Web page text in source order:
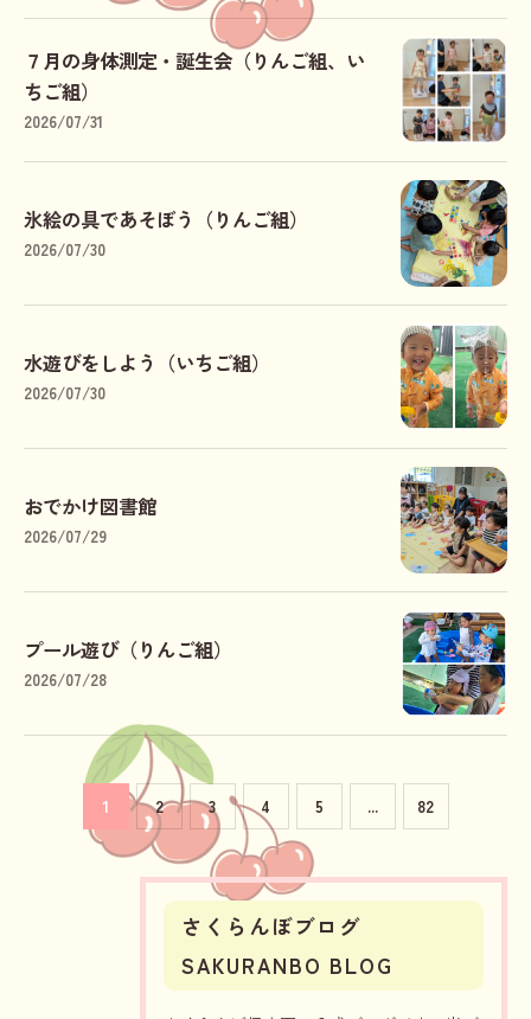
７月の身体測定・誕生会（りんご組、い
ちご組）
2026/07/31
氷絵の具であそぼう（りんご組）
2026/07/30
水遊びをしよう（いちご組）
2026/07/30
おでかけ図書館
2026/07/29
プール遊び（りんご組）
2026/07/28
1 2 3 4 5 ... 82
さくらんぼブログ
SAKURANBO BLOG